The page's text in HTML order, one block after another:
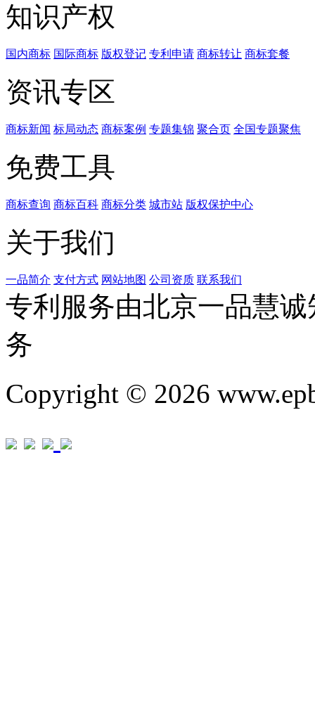
知识产权
国内商标 国际商标 版权登记 专利申请 商标转让 商标套餐
资讯专区
商标新闻 标局动态 商标案例 专题集锦 聚合页 全国专题聚焦
免费工具
商标查询 商标百科 商标分类 城市站 版权保护中心
关于我们
一品简介 支付方式 网站地图 公司资质 联系我们
专利服务由北京一品慧
务
Copyright © 2026